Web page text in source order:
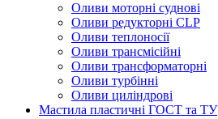
Оливи моторні суднові
Оливи редукторні CLP
Оливи теплоносії
Оливи трансмісійні
Оливи трансформаторні
Оливи турбінні
Оливи циліндрові
Мастила пластичні ГОСТ та ТУ